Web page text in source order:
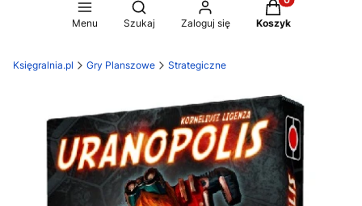
Menu
Otwórz wyszukiwarkę
Szukaj Zaloguj się
Produkty w
Koszyk
Księgralnia.pl Gry Planszowe Strategiczne